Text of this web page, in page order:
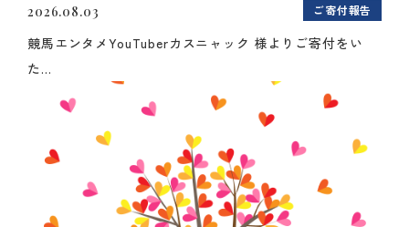
2026.08.03 ご寄付報告
競馬エンタメYouTuberカスニャック 様よりご寄付をい
た...